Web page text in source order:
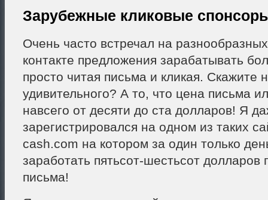
Зарубежные кликовые
Очень часто встречал на
контакте предложения зарабатывать
просто читая письма и кликая. Скажите
удивительного? А то, что цена письма
навсего от десяти до ста долларов! Я
зарегистрировался на одном из таких
cash.com на котором за один только
заработать пятьсот-шестьсот долларов
письма!